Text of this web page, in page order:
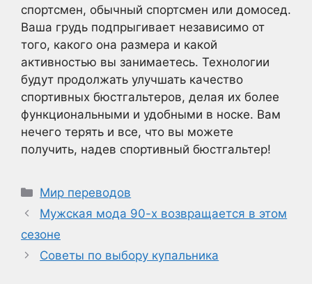
спортсмен, обычный спортсмен или домосед.
Ваша грудь подпрыгивает независимо от
того, какого она размера и какой
активностью вы занимаетесь. Технологии
будут продолжать улучшать качество
спортивных бюстгальтеров, делая их более
функциональными и удобными в носке. Вам
нечего терять и все, что вы можете
получить, надев спортивный бюстгальтер!
Рубрики
Мир переводов
Мужская мода 90-х возвращается в этом
сезоне
Советы по выбору купальника